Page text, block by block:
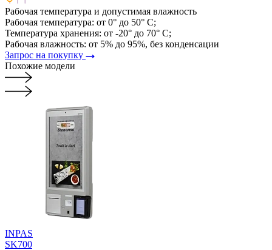
Рабочая температура и допустимая влажность
Рабочая температура: от 0° до 50° C;
Температура хранения: от -20° до 70° C;
Рабочая влажность: от 5% до 95%, без конденсации
Запрос на покупку
Похожие модели
INPAS
SK700